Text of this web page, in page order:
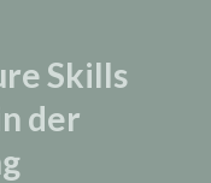
Skills
der